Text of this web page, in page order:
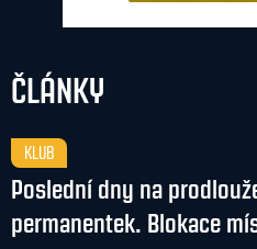
ČLÁNKY
KLUB
Poslední dny na
permanentek. Blokace